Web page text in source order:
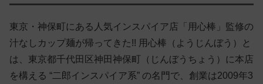
東京・神保町にある人気インスパイア店「用心棒」監修の
汁なしカップ麺が帰ってきた!! 用心棒（ようじんぼう）と
は、東京都千代田区神田神保町（じんぼうちょう）に本店
を構える “二郎インスパイア系” の名門で、創業は2009年3